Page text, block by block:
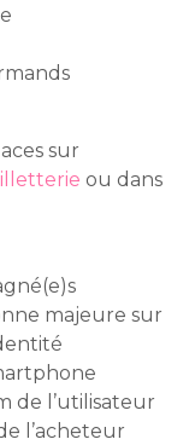
sur
ou dans
majeure sur
de l’utilisateur
l’acheteur